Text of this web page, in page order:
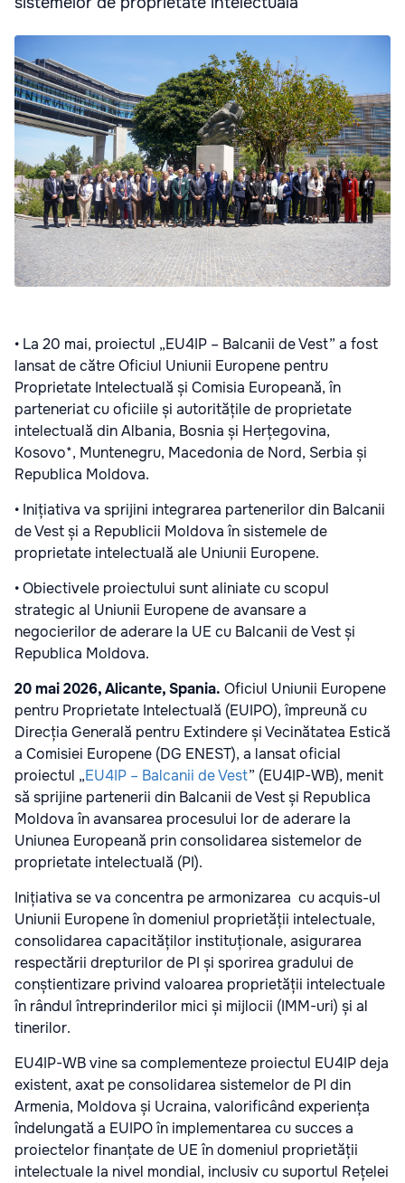
• La 20 mai, proiectul „EU4IP – Balcanii de Vest” a fost
lansat de către Oficiul Uniunii Europene pentru
Proprietate Intelectuală și Comisia Europeană, în
parteneriat cu oficiile și autoritățile de proprietate
intelectuală din Albania, Bosnia și Herțegovina,
Kosovo*, Muntenegru, Macedonia de Nord, Serbia și
Republica Moldova.
• Inițiativa va sprijini integrarea partenerilor din Balcanii
de Vest și a Republicii Moldova în sistemele de
proprietate intelectuală ale Uniunii Europene.
• Obiectivele proiectului sunt aliniate cu scopul
strategic al Uniunii Europene de avansare a
negocierilor de aderare la UE cu Balcanii de Vest și
Republica Moldova.
20 mai 2026, Alicante, Spania. Oficiul Uniunii Europene
pentru Proprietate Intelectuală (EUIPO), împreună cu
Direcția Generală pentru Extindere și Vecinătatea Estică
a Comisiei Europene (DG ENEST), a lansat oficial
proiectul „EU4IP – Balcanii de Vest” (EU4IP-WB), menit
să sprijine partenerii din Balcanii de Vest și Republica
Moldova în avansarea procesului lor de aderare la
Uniunea Europeană prin consolidarea sistemelor de
proprietate intelectuală (PI).
Inițiativa se va concentra pe armonizarea cu acquis-ul
Uniunii Europene în domeniul proprietății intelectuale,
consolidarea capacităților instituționale, asigurarea
respectării drepturilor de PI și sporirea gradului de
conștientizare privind valoarea proprietății intelectuale
în rândul întreprinderilor mici și mijlocii (IMM-uri) și al
tinerilor.
EU4IP-WB vine sa complementeze proiectul EU4IP deja
existent, axat pe consolidarea sistemelor de PI din
Armenia, Moldova și Ucraina, valorificând experiența
îndelungată a EUIPO în implementarea cu succes a
proiectelor finanțate de UE în domeniul proprietății
intelectuale la nivel mondial, inclusiv cu suportul Rețelei